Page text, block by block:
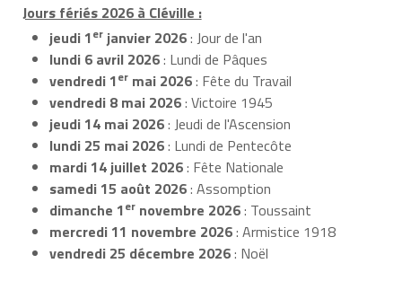
Jours fériés 2026 à Cléville :
jeudi 1er janvier 2026: Jour de l'an
lundi 6 avril 2026: Lundi de Pâques
vendredi 1er mai 2026: Fête du Travail
vendredi 8 mai 2026: Victoire 1945
jeudi 14 mai 2026: Jeudi de l'Ascension
lundi 25 mai 2026: Lundi de Pentecôte
mardi 14 juillet 2026: Fête Nationale
samedi 15 août 2026: Assomption
dimanche 1er novembre 2026: Toussaint
mercredi 11 novembre 2026: Armistice 1918
vendredi 25 décembre 2026: Noël